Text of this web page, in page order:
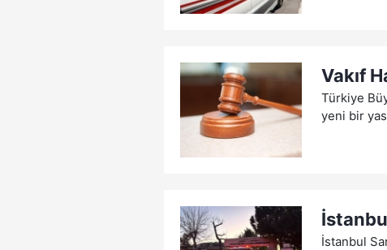
Vakıf
Türkiye
yeni bir
İstanbul